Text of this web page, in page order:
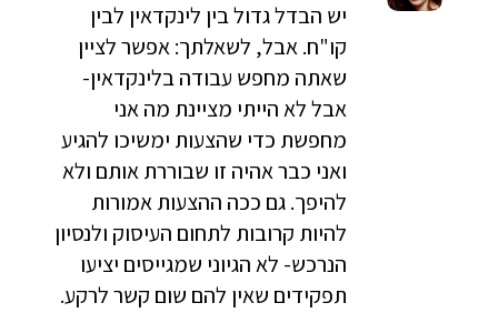
יש הבדל גדול בין לינקדאין לבין
קו"ח. אבל, לשאלתך: אפשר לציין
שאתה מחפש עבודה בלינקדאין-
אבל לא הייתי מציינת מה אני
מחפשת כדי שהצעות ימשיכו להגיע
ואני כבר אהיה זו שבוררת אותם ולא
להיפך. גם ככה ההצעות אמורות
להיות קרובות לתחום העיסוק ולנסיון
הנרכש- לא הגיוני שמגייסים יציעו
תפקידים שאין להם שום קשר לרקע.